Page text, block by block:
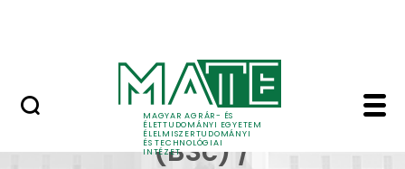
MAGYAR AGRÁR- ÉS
ÉLETTUDOMÁNYI EGYETEM
ÉLELMISZERTUDOMÁNYI
ÉS TECHNOLÓGIAI
INTÉZET
Üzemi (BSc) /
Üzemi
(BSc) /